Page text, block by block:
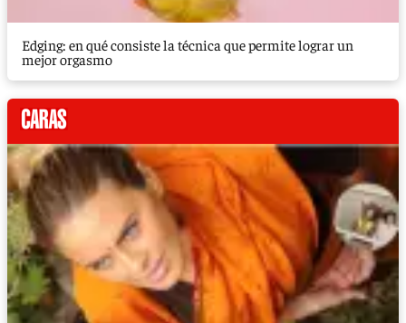
Edging: en qué consiste la técnica que permite lograr un
mejor orgasmo